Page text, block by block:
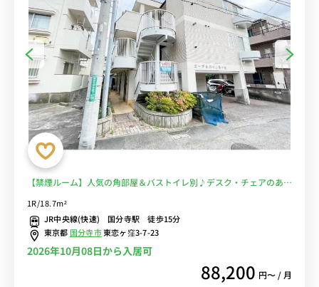
【禁煙ルーム】人気の角部屋＆バストイレ別♪デスク・チェアのある
り買い物に便利■選べるWi-Fi格安レンタル中！
1R/18.7m²
JR中央線(快速) 国分寺駅 徒歩15分
東京都 国分寺市東恋ヶ窪3-7-23
2026年10月08日から入居可
88,200 円〜 / 月